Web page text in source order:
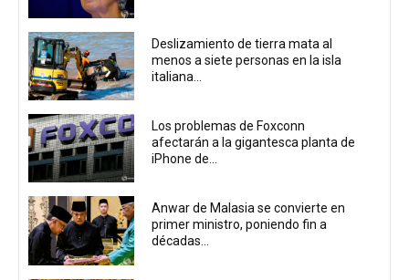
Deslizamiento de tierra mata al
menos a siete personas en la isla
italiana...
Los problemas de Foxconn
afectarán a la gigantesca planta de
iPhone de...
Anwar de Malasia se convierte en
primer ministro, poniendo fin a
décadas...